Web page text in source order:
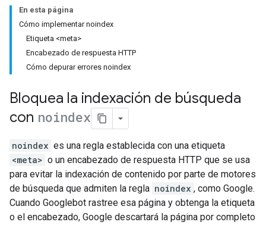
En esta página
Cómo implementar noindex
Etiqueta <meta>
Encabezado de respuesta HTTP
Cómo depurar errores noindex
Bloquea la indexación de búsqueda
con noindex
noindex es una regla establecida con una etiqueta
<meta> o un encabezado de respuesta HTTP que se usa
para evitar la indexación de contenido por parte de motores
de búsqueda que admiten la regla noindex , como Google.
Cuando Googlebot rastree esa página y obtenga la etiqueta
o el encabezado, Google descartará la página por completo